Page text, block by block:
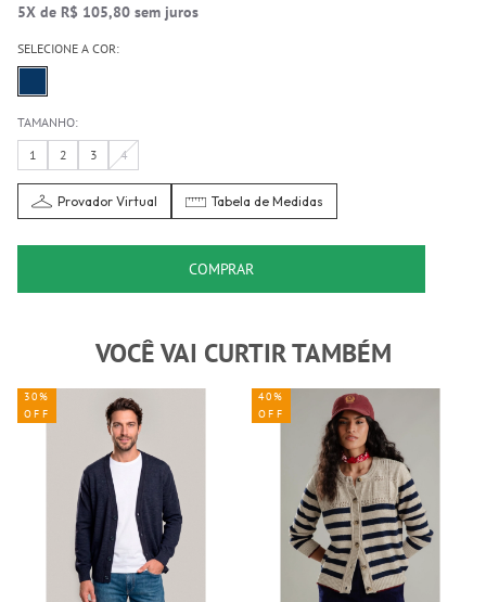
5X de R$ 105,80 sem juros
SELECIONE A COR:
TAMANHO:
1
2 3 4
Provador Virtual Tabela de Medidas
COMPRAR
VOCÊ VAI CURTIR TAMBÉM
30%
OFF
40%
OFF